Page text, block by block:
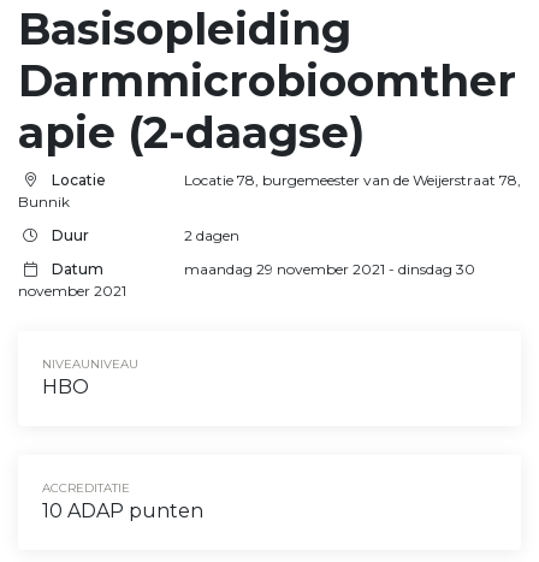
Basisopleiding
Darmmicrobioomther
apie (2-daagse)
Locatie
Locatie 78, burgemeester van de Weijerstraat 78,
Bunnik
Duur
2 dagen
Datum
maandag 29 november 2021 - dinsdag 30
november 2021
NIVEAUNIVEAU
HBO
ACCREDITATIE
10 ADAP punten